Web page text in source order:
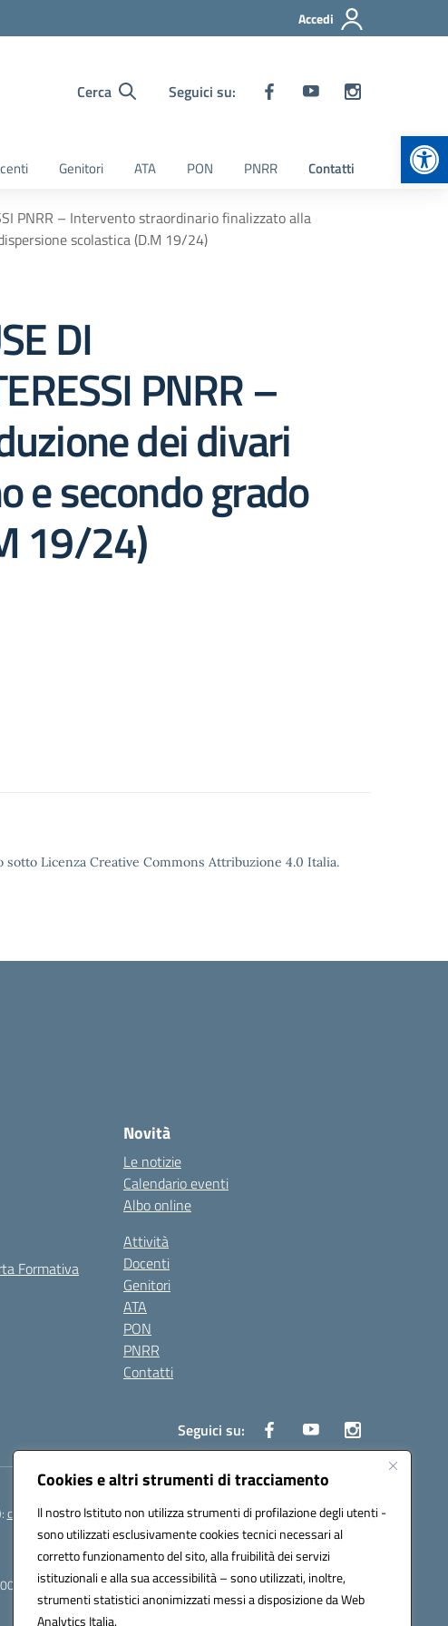
Cookies e altri strumenti di tracciamento
Il nostro Istituto non utilizza strumenti di profilazione degli utenti -
sono utilizzati esclusivamente cookies tecnici necessari al
corretto funzionamento del sito, alla fruibilità dei servizi
istituzionali e alla sua accessibilità – sono utilizzati, inoltre,
strumenti statistici anonimizzati messi a disposizione da Web
Analytics Italia.
Accedi
Cerca Seguici su:
Genitori ATA PON PNRR Contatti
PNRR – Intervento straordinario finalizzato alla
scolastica (D.M 19/24)
DI
PNRR –
dei divari
e secondo grado
19/24)
Licenza Creative Commons Attribuzione 4.0 Italia.
Formativa
Novità
Le notizie
Calendario eventi
Albo online
Attività
Docenti
Genitori
ATA
PON
PNRR
Contatti
Seguici su:
chic840006@pec.istruzione.it